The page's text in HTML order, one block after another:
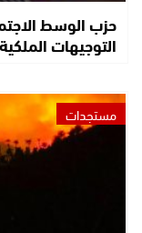
حزب الوسط
التوجيهات
مستجدات